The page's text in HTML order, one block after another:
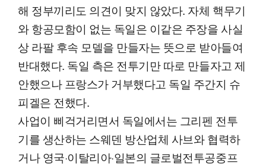
해 정부끼리도 의견이 맞지 않았다. 자체 핵무기
와 항공모함이 없는 독일은 이같은 주장을 사실
상 라팔 후속 모델을 만들자는 뜻으로 받아들여
반대했다. 독일 측은 전투기만 따로 만들자고 제
안했으나 프랑스가 거부했다고 독일 주간지 슈
피겔은 전했다.
사업이 삐걱거리면서 독일에서는 그리펜 전투
기를 생산하는 스웨덴 방산업체 사브와 협력하
거나 영국·이탈리아·일본의 글로벌전투공중프